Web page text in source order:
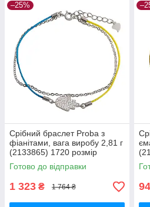
–25%
Срібний браслет Proba з
фіанітами, вага виробу 2,81 г
(2133865) 1720 розмір
Готово до відправки
1 323 ₴ 1 764 ₴